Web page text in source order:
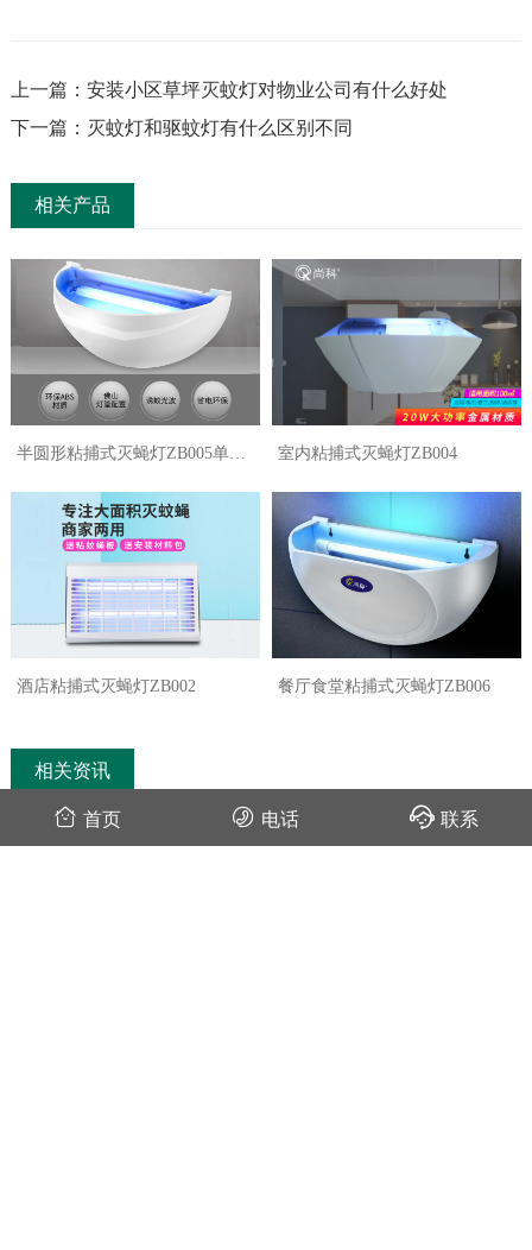
上一篇：安装小区草坪灭蚊灯对物业公司有什么好处
下一篇：灭蚊灯和驱蚊灯有什么区别不同
相关产品
半圆形粘捕式灭蝇灯ZB005单双
室内粘捕式灭蝇灯ZB004
酒店粘捕式灭蝇灯ZB002 餐厅食堂粘捕式灭蝇灯ZB006
相关资讯
快来看食堂安装粘捕式灭蝇灯效果 2021-02-02
首页 电话 联系